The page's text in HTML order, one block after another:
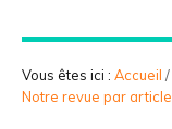
PARTICIPER
Vous êtes ici : Accueil /
Notre revue par article